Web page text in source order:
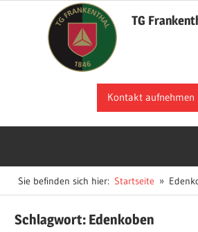
TG
Kontakt aufnehmen
Sie befinden sich hier: Startseite
Schlagwort: Edenkoben